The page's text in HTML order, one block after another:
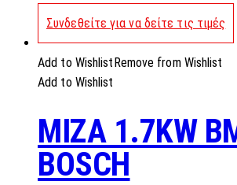
Συνδεθείτε για να δείτε τις τιμές
Add to Wishlist Remove from Wishlist
Add to Wishlist
MIZA 1.7KW
BOSCH